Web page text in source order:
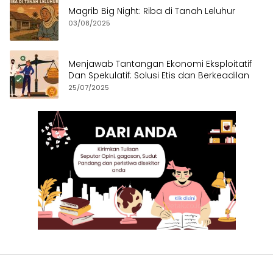
Magrib Big Night: Riba di Tanah Leluhur
03/08/2025
Menjawab Tantangan Ekonomi Eksploitatif
Dan Spekulatif: Solusi Etis dan Berkeadilan
25/07/2025